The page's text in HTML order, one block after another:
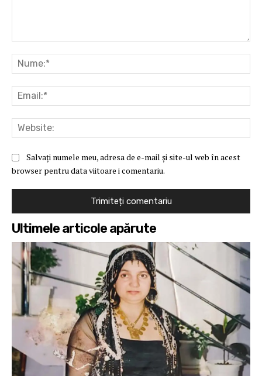
Salvați numele meu, adresa de e-mail și site-ul web în acest
browser pentru data viitoare i comentariu.
Ultimele articole apărute